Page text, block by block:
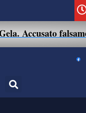
Accusato